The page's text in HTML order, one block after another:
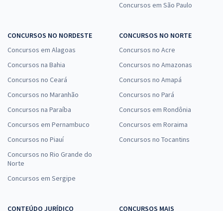
Concursos em São Paulo
CONCURSOS NO NORDESTE
Concursos em Alagoas
Concursos na Bahia
Concursos no Ceará
Concursos no Maranhão
Concursos na Paraíba
Concursos em Pernambuco
Concursos no Piauí
Concursos no Rio Grande do
Norte
Concursos em Sergipe
CONCURSOS NO NORTE
Concursos no Acre
Concursos no Amazonas
Concursos no Amapá
Concursos no Pará
Concursos em Rondônia
Concursos em Roraima
Concursos no Tocantins
CONTEÚDO JURÍDICO
CONCURSOS MAIS